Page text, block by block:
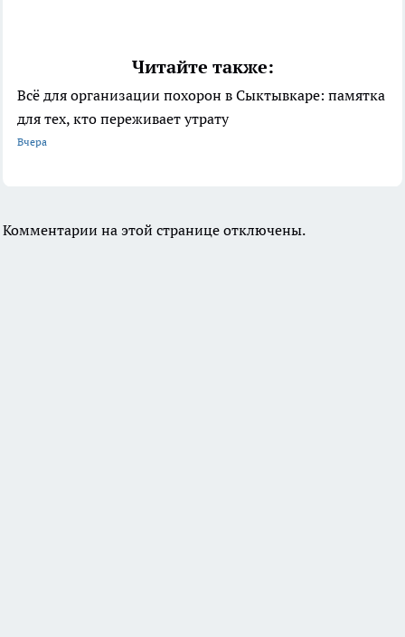
Читайте также:
Всё для организации похорон в Сыктывкаре: памятка
для тех, кто переживает утрату
Вчера
Комментарии на этой странице отключены.